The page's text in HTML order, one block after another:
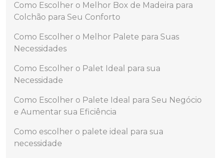
Como Escolher o Melhor Box de Madeira para
Colchão para Seu Conforto
Como Escolher o Melhor Palete para Suas
Necessidades
Como Escolher o Palet Ideal para sua
Necessidade
Como Escolher o Palete Ideal para Seu Negócio
e Aumentar sua Eficiência
Como escolher o palete ideal para sua
necessidade